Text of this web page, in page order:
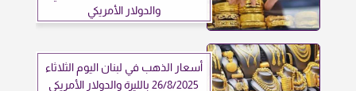
والدولار الأمريكي
أسعار الذهب في لبنان اليوم الثلاثاء
26/8/2025 بالليرة والدولار الأمريكي